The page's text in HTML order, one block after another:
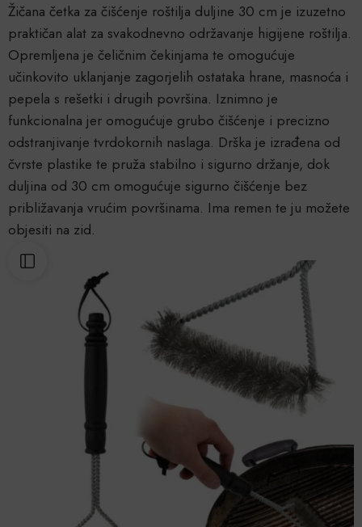
Žičana četka za čišćenje roštilja duljine 30 cm je izuzetno
praktičan alat za svakodnevno održavanje higijene roštilja.
Opremljena je čeličnim čekinjama te omogućuje
učinkovito uklanjanje zagorjelih ostataka hrane, masnoća i
pepela s rešetki i drugih površina. Iznimno je
funkcionalna jer omogućuje grubo čišćenje i precizno
odstranjivanje tvrdokornih naslaga. Drška je izrađena od
čvrste plastike te pruža stabilno i sigurno držanje, dok
duljina od 30 cm omogućuje sigurno čišćenje bez
približavanja vrućim površinama. Ima remen te ju možete
objesiti na zid.